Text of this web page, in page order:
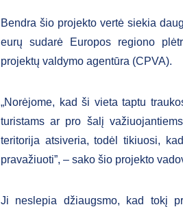
Bendra šio projekto vertė siekia
eurų sudarė Europos regiono
projektų valdymo agentūra (CPVA).
„Norėjome, kad ši vieta taptu
turistams ar pro šalį
teritorija atsiveria, todėl tikiuosi,
pravažiuoti”, – sako šio projekto
Ji neslepia džiaugsmo, kad tokį